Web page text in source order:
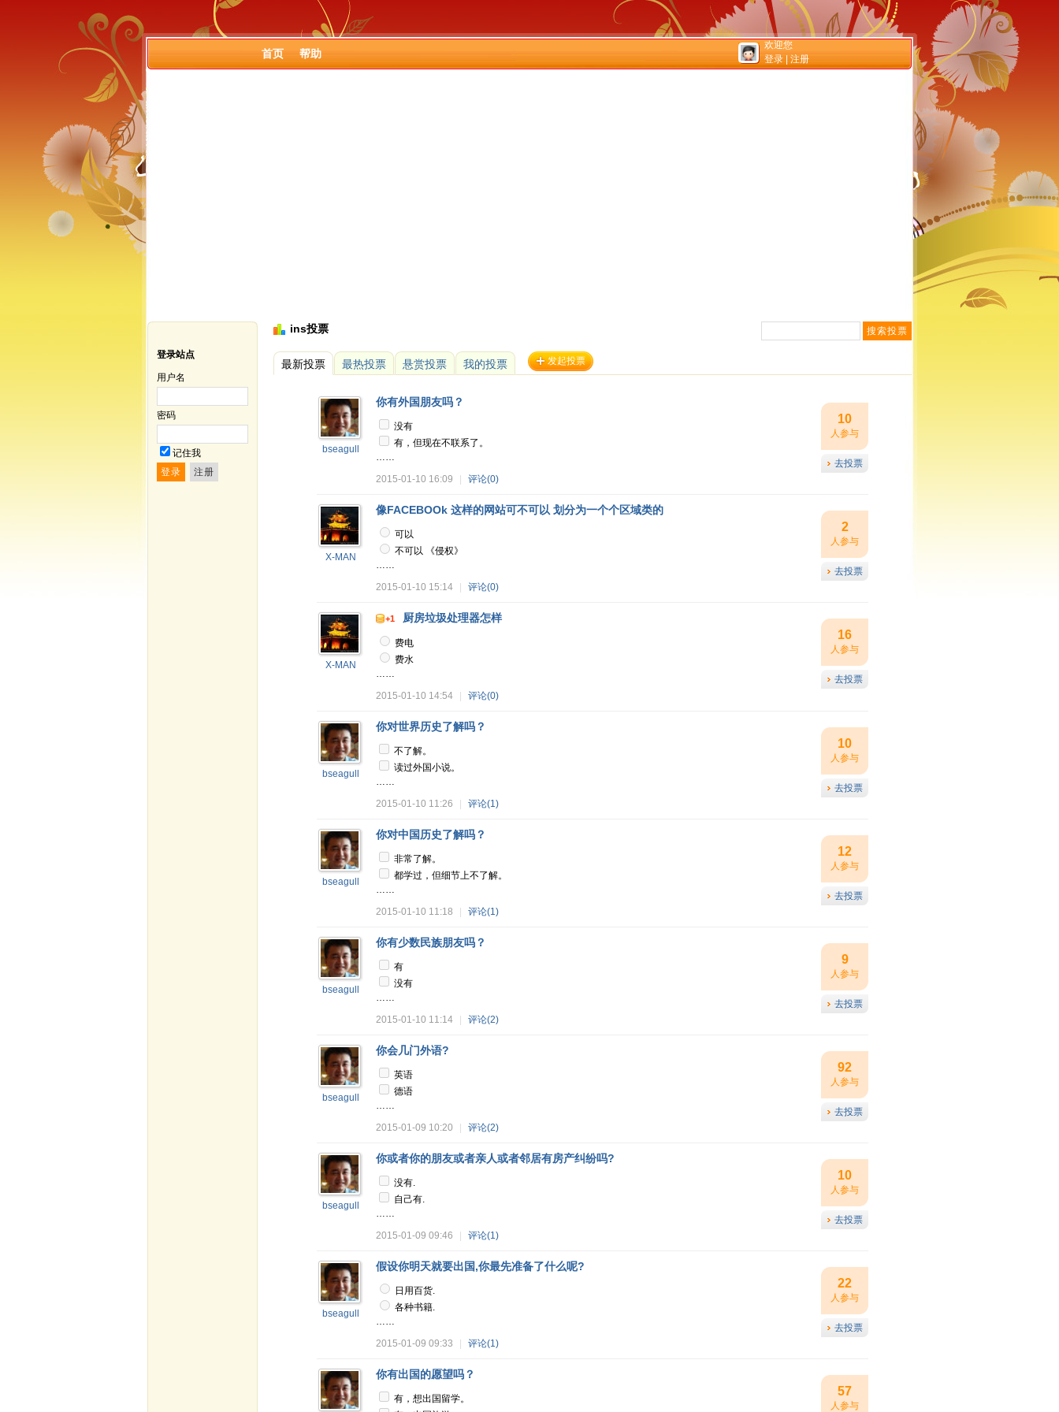
首页 帮助
欢迎您
登录
注册
登录站点
用户名
密码
记住我
ins投票
最新投票 最热投票 悬赏投票 我的投票 发起投票
bseagull
你有外国朋友吗？
没有
有，但现在不联系了。
……
2015-01-10 16:09
评论(0)
10
人参与
去投票
X-MAN
像FACEBOOk 这样的网站可不可以 划分为一个个区域类的
可以
不可以 《侵权》
……
2015-01-10 15:14
评论(0)
2
人参与
去投票
X-MAN
+1 厨房垃圾处理器怎样
费电
费水
……
2015-01-10 14:54
评论(0)
16
人参与
去投票
bseagull
你对世界历史了解吗？
不了解。
读过外国小说。
……
2015-01-10 11:26
评论(1)
10
人参与
去投票
bseagull
你对中国历史了解吗？
非常了解。
都学过，但细节上不了解。
……
2015-01-10 11:18
评论(1)
12
人参与
去投票
bseagull
你有少数民族朋友吗？
有
没有
……
2015-01-10 11:14
评论(2)
9
人参与
去投票
bseagull
你会几门外语?
英语
德语
……
2015-01-09 10:20
评论(2)
92
人参与
去投票
bseagull
你或者你的朋友或者亲人或者邻居有房产纠纷吗?
没有.
自己有.
……
2015-01-09 09:46
评论(1)
10
人参与
去投票
bseagull
假设你明天就要出国,你最先准备了什么呢?
日用百货.
各种书籍.
……
2015-01-09 09:33
评论(1)
22
人参与
去投票
你有出国的愿望吗？
有，想出国留学。
57
人参与